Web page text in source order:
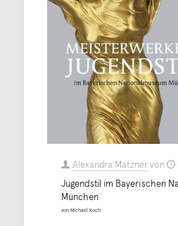
Alexandra Matznervon
Jugendstil im Bayerischen
München
von Michael Koch